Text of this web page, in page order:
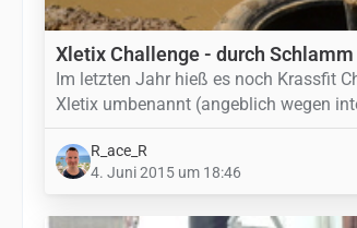
Xletix Challenge - durch
Im letzten Jahr hieß es noch Krassfit
Xletix umbenannt (angeblich wegen
R_ace_R
4. Juni 2015 um 18:46